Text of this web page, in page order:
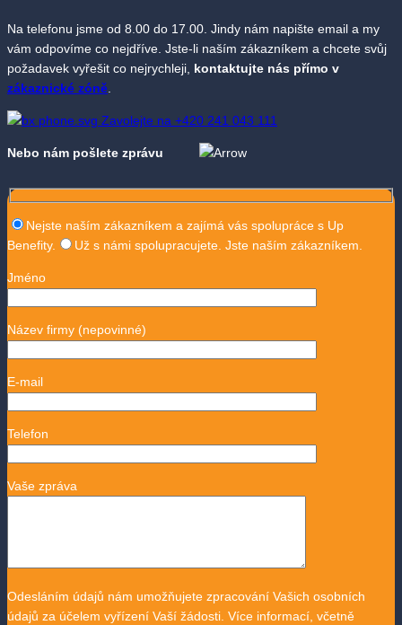
Na telefonu jsme od 8.00 do 17.00. Jindy nám napište email a my
vám odpovíme co nejdříve. Jste-li naším zákazníkem a chcete svůj
požadavek vyřešit co nejrychleji, kontaktujte nás přímo v
zákaznické zóně
Zavolejte na +420 241 043 111
Nebo nám pošlete zprávu
Nejste naším zákazníkem a zajímá vás spolupráce s Up
Benefity.
Už s námi spolupracujete. Jste naším zákazníkem.
Jméno
Název firmy (nepovinné)
E-mail
Telefon
Vaše zpráva
Odesláním údajů nám umožňujete zpracování Vašich osobních
údajů za účelem vyřízení Vaší žádosti. Více informací, včetně